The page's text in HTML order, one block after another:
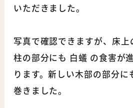
いただきました。
写真で確認できますが、床
柱の部分にも 白蟻 の食害が
ります。新しい木部の部分に
巻きました。